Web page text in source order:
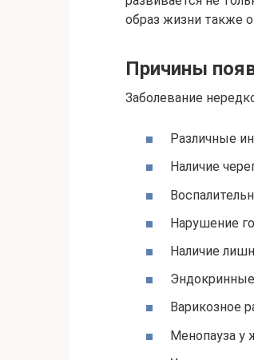
образ жизни также
Причины
Заболевание
Различные
Наличие
Нарушение
Наличие
Варикозное
Менопауза у